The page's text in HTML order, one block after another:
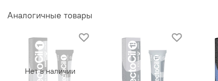
Аналогичные товары
Нет в наличии